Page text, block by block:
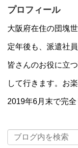
プロフィール
大阪府在住の団塊
定年後も、派遣社
皆さんのお役に立
して行きます。お
2019年6月末で完全